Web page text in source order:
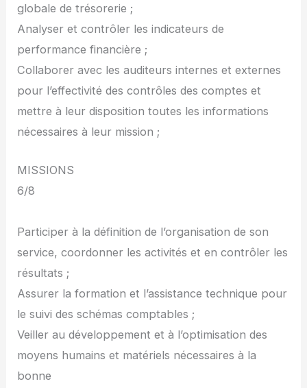
globale de trésorerie ;
Analyser et contrôler les indicateurs de
performance financière ;
Collaborer avec les auditeurs internes et externes
pour l’effectivité des contrôles des comptes et
mettre à leur disposition toutes les informations
nécessaires à leur mission ;
MISSIONS
6/8
Participer à la définition de l’organisation de son
service, coordonner les activités et en contrôler les
résultats ;
Assurer la formation et l’assistance technique pour
le suivi des schémas comptables ;
Veiller au développement et à l’optimisation des
moyens humains et matériels nécessaires à la
bonne